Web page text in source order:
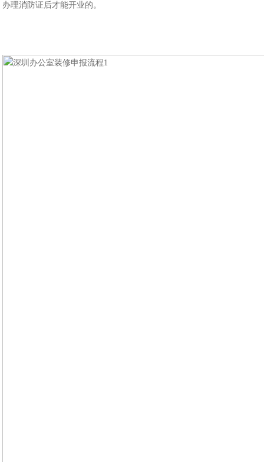
办理消防证后才能开业的。